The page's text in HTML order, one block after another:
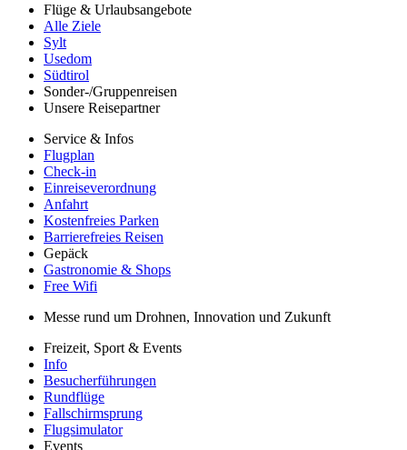
Flüge & Urlaubsangebote
Alle Ziele
Sylt
Usedom
Südtirol
Sonder-/Gruppenreisen
Unsere Reisepartner
Service & Infos
Flugplan
Check-in
Einreiseverordnung
Anfahrt
Kostenfreies Parken
Barrierefreies Reisen
Gepäck
Gastronomie & Shops
Free Wifi
Messe rund um Drohnen, Innovation und Zukunft
Freizeit, Sport & Events
Info
Besucherführungen
Rundflüge
Fallschirmsprung
Flugsimulator
Events